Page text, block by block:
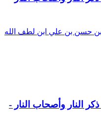
حسن بن علي ابن لطف الله
النار وأصحاب النار -